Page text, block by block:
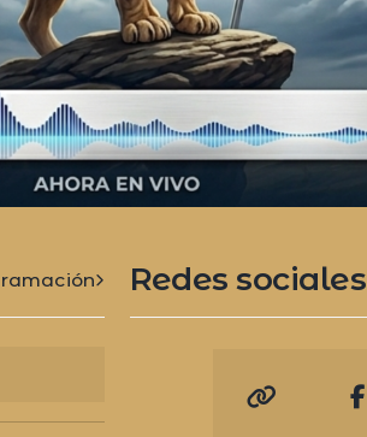
Redes sociales